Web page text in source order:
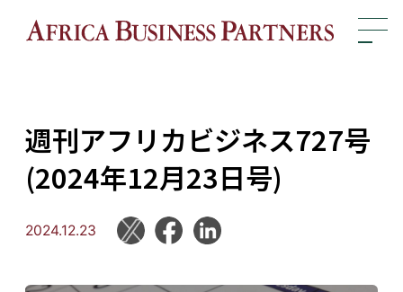
週刊アフリカビジネス727号
(2024年12月23日号)
2024.12.23